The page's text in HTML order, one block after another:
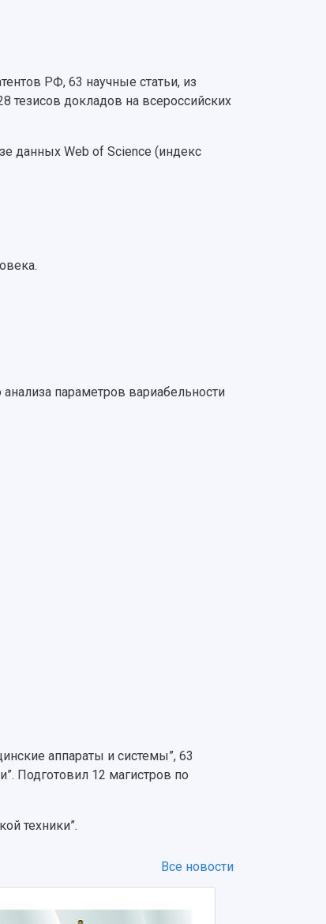
РФ, 63 научные статьи, из
тезисов докладов на всероссийских
данных Web of Science (индекс
параметров вариабельности
аппараты и системы”, 63
Подготовил 12 магистров по
техники”.
Все новости